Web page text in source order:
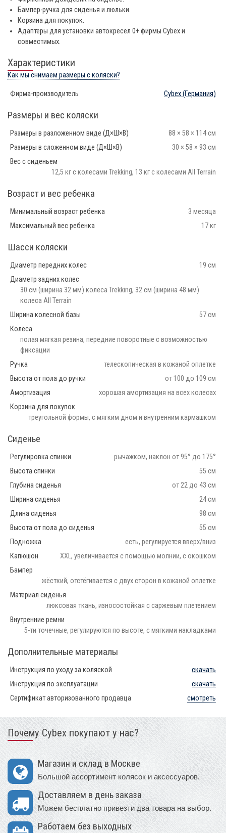
Бампер-ручка для сиденья и люльки.
Корзина для покупок.
Адаптеры для установки автокресел 0+ фирмы Cybex и
совместимых.
Характеристики
Как мы снимаем размеры с коляски?
Фирма-производитель Cybex(Германия)
Размеры и вес коляски
Размеры в разложенном виде (Д×Ш×В)
88 × 58 × 114 см
Размеры в сложенном виде (Д×Ш×В)
30 × 58 × 93 см
Вес с сиденьем
12,5 кг с колесами Trekking, 13 кг с колесами All Terrain
Возраст и вес ребенка
Минимальный возраст ребенка
3 месяца
Максимальный вес ребенка
17 кг
Шасси коляски
Диаметр передних колес
19 см
Диаметр задних колес
30 см (ширина 32 мм) колеса Trekking, 32 см (ширина 48 мм)
колеса All Terrain
Ширина колесной базы
57 см
Колеса
полая мягкая резина, передние поворотные с возможностью
фиксации
Ручка
телескопическая в кожаной оплетке
Высота от пола до ручки
от 100 до 109 см
Амортизация
хорошая амортизация на всех колесах
Корзина для покупок
треугольной формы, с мягким дном и внутренним кармашком
Сиденье
Регулировка спинки
рычажком, наклон от 95° до 175°
Высота спинки
55 см
Глубина сиденья
от 22 до 43 см
Ширина сиденья
24 см
Длина сиденья
98 см
Высота от пола до сиденья
55 см
Подножка
есть, регулируется вверх/вниз
Капюшон
XXL, увеличивается с помощью молнии, с окошком
Бампер
жёсткий, отстёгивается с двух сторон в кожаной оплетке
Материал сиденья
люксовая ткань, износостойкая с саржевым плетением
Внутренние ремни
5-ти точечные, регулируются по высоте, с мягкими накладками
Дополнительные материалы
Инструкция по уходу за коляской
скачать
Инструкция по эксплуатации
скачать
Сертификат авторизованного продавца
смотреть
Почему Cybex покупают у нас?
Магазин и склад в Москве
Большой ассортимент колясок и аксессуаров.
Доставляем в день заказа
Можем бесплатно привезти два товара на выбор.
Работаем без выходных